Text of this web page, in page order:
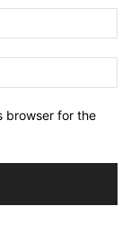
browser for the